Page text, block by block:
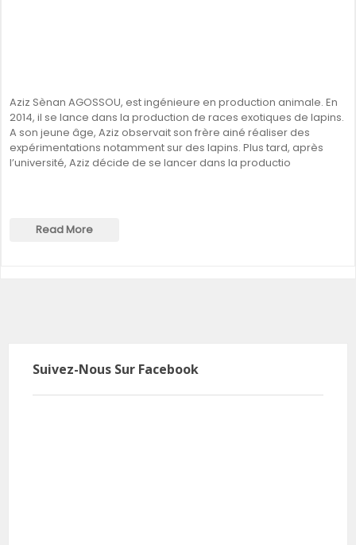
Aziz Sènan AGOSSOU, est ingénieure en production animale. En
2014, il se lance dans la production de races exotiques de lapins.
A son jeune âge, Aziz observait son frère ainé réaliser des
expérimentations notamment sur des lapins. Plus tard, après
l’université, Aziz décide de se lancer dans la productio
Read More
Suivez-Nous Sur Facebook